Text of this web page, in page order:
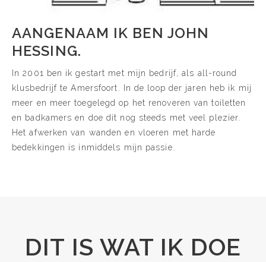
AANGENAAM IK BEN JOHN
HESSING.
In 2001 ben ik gestart met mijn bedrijf, als all-round
klusbedrijf te Amersfoort. In de loop der jaren heb ik mij
meer en meer toegelegd op het renoveren van toiletten
en badkamers en doe dit nog steeds met veel plezier.
Het afwerken van wanden en vloeren met harde
bedekkingen is inmiddels mijn passie.
DIT IS WAT IK DOE